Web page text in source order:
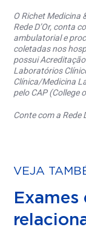
O Richet Medicina
Rede D’Or, conta
ambulatorial e
coletadas nos
possui
Laboratórios
Clínica/Medicina
pelo CAP (College
Conte com a Rede
VEJA